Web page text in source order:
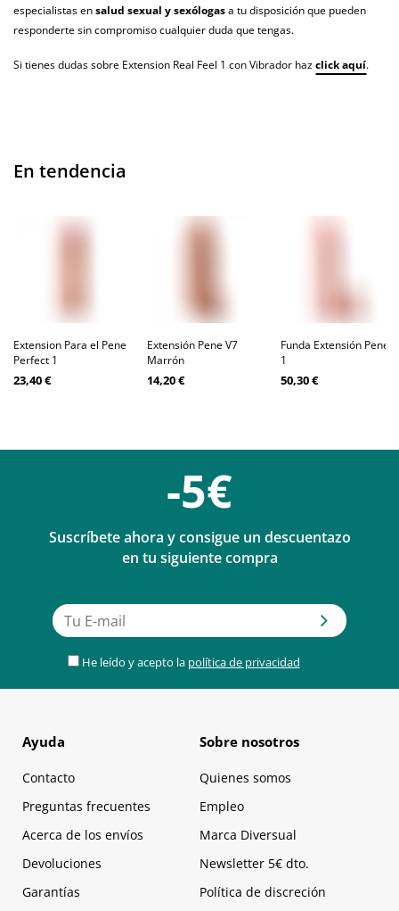
especialistas ensalud sexual y sexólogasa tu disposición que pueden
responderte sin compromiso cualquier duda que tengas.
Si tienes dudas sobre Extension Real Feel 1 con Vibrador hazclick aquí.
En tendencia
Extension Para el Pene
Perfect 1
23,40 €
Extensión Pene V7
Marrón
14,20 €
Funda Extensión Pene
1
50,30 €
-5€
Suscríbete ahora y consigue un descuentazo
en tu siguiente compra
He leído y acepto la política de privacidad
Ayuda
Contacto
Preguntas frecuentes
Acerca de los envíos
Devoluciones
Garantías
Sobre nosotros
Quienes somos
Empleo
Marca Diversual
Newsletter 5€ dto.
Política de discreción